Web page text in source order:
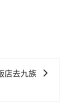
店去九族